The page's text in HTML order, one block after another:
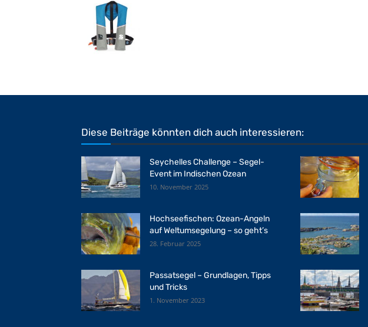
Diese Beiträge könnten dich auch interessieren:
Seychelles Challenge – Segel-
Event im Indischen Ozean
10. November 2025
Hochseefischen: Ozean-Angeln
auf Weltumsegelung – so geht’s
28. Februar 2025
Passatsegel – Grundlagen, Tipps
und Tricks
1. November 2023